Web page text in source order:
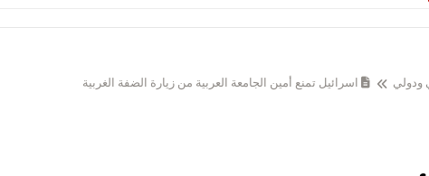
ودولي اسرائيل تمنع أمين الجامعة العربية من زيارة الضفة الغربية